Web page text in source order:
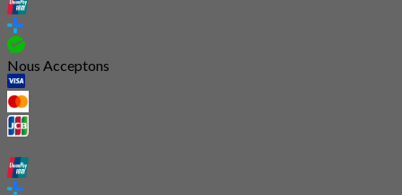
Nous Acceptons